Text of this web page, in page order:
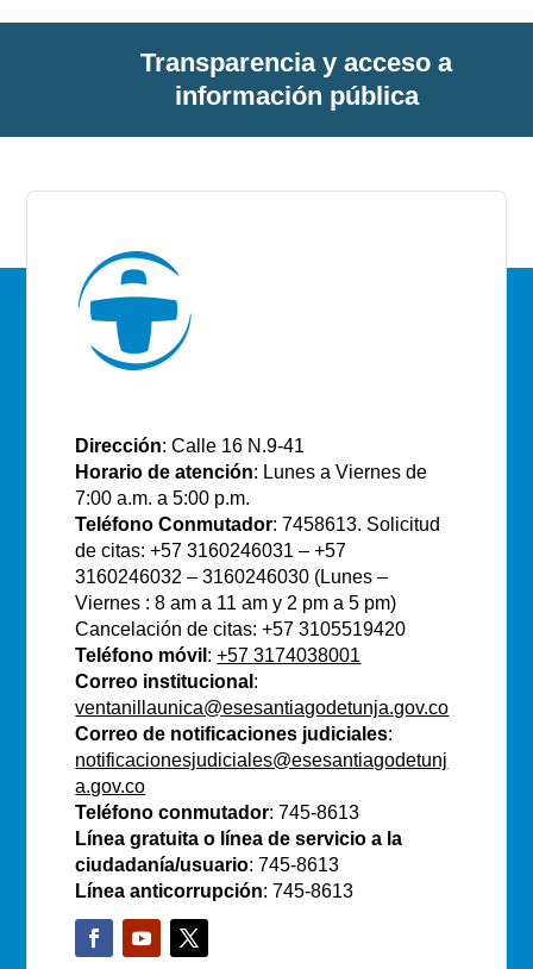
Transparencia y acceso a
información pública
Dirección: Calle 16 N.9-41
Horario de atención: Lunes a Viernes de
7:00 a.m. a 5:00 p.m.
Teléfono Conmutador: 7458613. Solicitud
de citas: +57 3160246031 – +57
3160246032 – 3160246030 (Lunes –
Viernes : 8 am a 11 am y 2 pm a 5 pm)
Cancelación de citas: +57 3105519420
Teléfono móvil :+57 3174038001
Correo institucional :
ventanillaunica@esesantiagodetunja.gov.co
Correo de notificaciones judiciales:
notificacionesjudiciales@esesantiagodetunj
a.gov.co
Teléfono conmutador: 745-8613
Línea gratuita o línea de servicio a la
ciudadanía/usuario: 745-8613
Línea anticorrupción: 745-8613